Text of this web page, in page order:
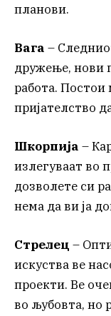
планови.
Вага –
дружење, нови
работа.
пријателство
Шкорпија –
излегуваат во
дозволете си
нема да ви ја
Стрелец –
искуства ве
проекти. Ве
во љубовта, но